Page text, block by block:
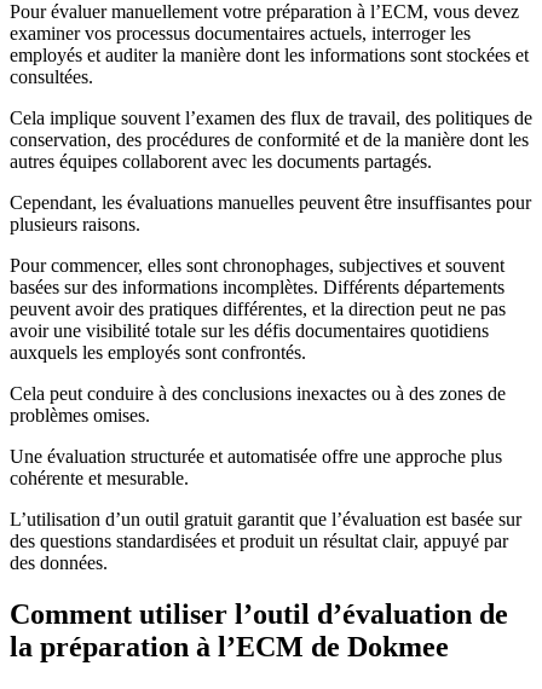
Pour évaluer manuellement votre préparation à l’ECM, vous devez
examiner vos processus documentaires actuels, interroger les
employés et auditer la manière dont les informations sont stockées et
consultées.
Cela implique souvent l’examen des flux de travail, des politiques de
conservation, des procédures de conformité et de la manière dont les
autres équipes collaborent avec les documents partagés.
Cependant, les évaluations manuelles peuvent être insuffisantes pour
plusieurs raisons.
Pour commencer, elles sont chronophages, subjectives et souvent
basées sur des informations incomplètes. Différents départements
peuvent avoir des pratiques différentes, et la direction peut ne pas
avoir une visibilité totale sur les défis documentaires quotidiens
auxquels les employés sont confrontés.
Cela peut conduire à des conclusions inexactes ou à des zones de
problèmes omises.
Une évaluation structurée et automatisée offre une approche plus
cohérente et mesurable.
L’utilisation d’un outil gratuit garantit que l’évaluation est basée sur
des questions standardisées et produit un résultat clair, appuyé par
des données.
Comment utiliser l’outil d’évaluation de
la préparation à l’ECM de Dokmee